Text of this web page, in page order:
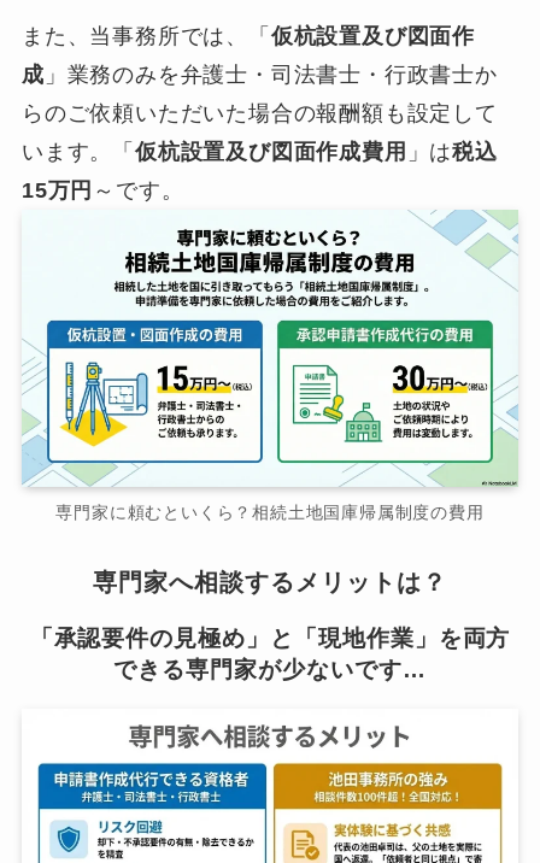
また、当事務所では、「 仮杭設置及び図面作
成 」業務のみを弁護士・司法書士・行政書士か
らのご依頼いただいた場合の報酬額も設定して
います。「 仮杭設置及び図面作成費用 」は税込
15万円 ～です。
専門家に頼むといくら？相続土地国庫帰属制度の費用
専門家へ相談するメリットは？
「承認要件の見極め」と「現地作業」を両方
できる専門家が少ないです…